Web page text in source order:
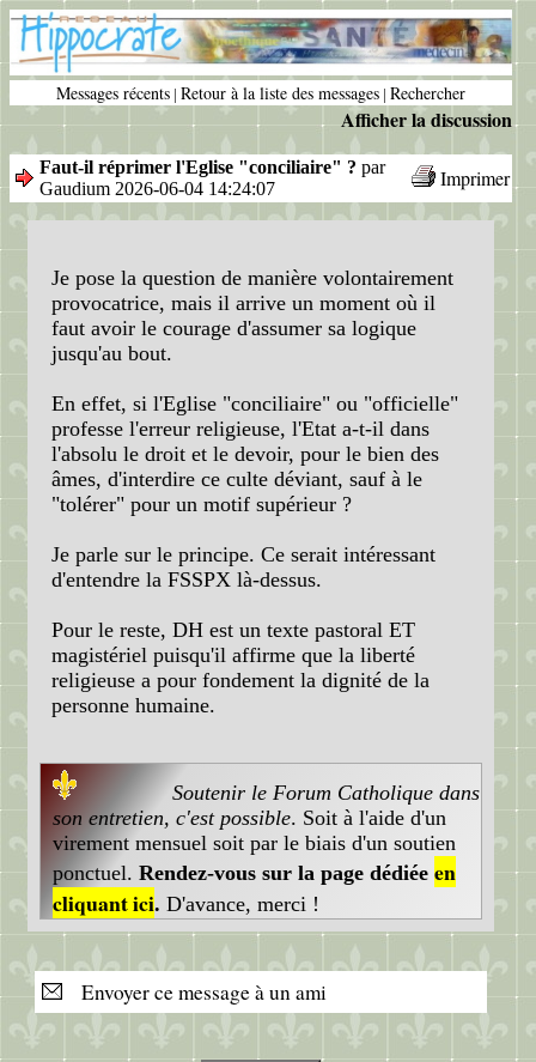
Messages récents | Retour à la liste des messages | Rechercher
Afficher la discussion
Faut-il réprimer l'Eglise "conciliaire" ? par
Gaudium 2026-06-04 14:24:07
Imprimer
Je pose la question de manière volontairement
provocatrice, mais il arrive un moment où il
faut avoir le courage d'assumer sa logique
jusqu'au bout.
En effet, si l'Eglise "conciliaire" ou "officielle"
professe l'erreur religieuse, l'Etat a-t-il dans
l'absolu le droit et le devoir, pour le bien des
âmes, d'interdire ce culte déviant, sauf à le
"tolérer" pour un motif supérieur ?
Je parle sur le principe. Ce serait intéressant
d'entendre la FSSPX là-dessus.
Pour le reste, DH est un texte pastoral ET
magistériel puisqu'il affirme que la liberté
religieuse a pour fondement la dignité de la
personne humaine.
Soutenir le Forum Catholique dans
son entretien, c'est possible. Soit à l'aide d'un
virement mensuel soit par le biais d'un soutien
ponctuel. Rendez-vous sur la page dédiée en
cliquant ici. D'avance, merci !
Envoyer ce message à un ami